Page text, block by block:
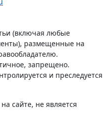
(включая любые
размещенные на
запрещено.
и преследуется
сайте, не является